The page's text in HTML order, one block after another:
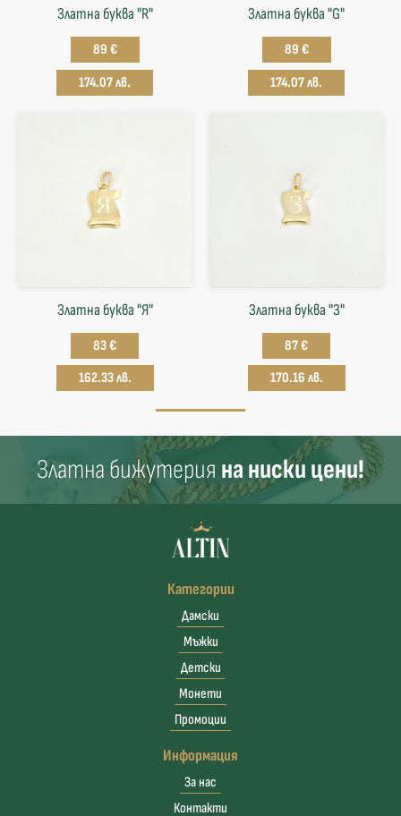
Златна буква "R"
89 €
174.07 лв.
Златна буква "G"
89 €
174.07 лв.
Златна буква "Я"
83 €
162.33 лв.
Златна буква "З"
87 €
170.16 лв.
Златна бижутерия на ниски цени!
Категории
Дамски
Мъжки
Детски
Монети
Промоции
Информация
За нас
Контакти